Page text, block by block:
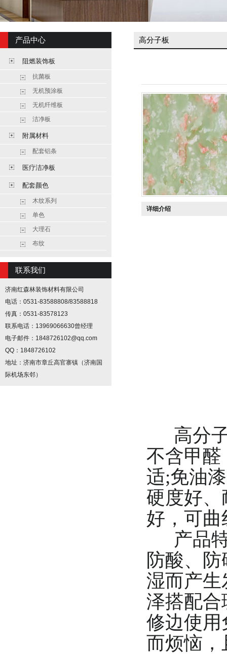
产品中心
阻燃装饰板
抗菌板
无机预涂板
无机纤维板
洁净板
附属材料
配套铝条
医疗洁净板
配套颜色
木纹系列
单色
大理石
布纹
联系我们
济南红森林装饰材料有限公司
电话：0531-83588808/83588818
传真：0531-83578123
联系电话：13969066630曾经理
电子邮件：1848726102@qq.com
QQ：1848726102
地址：济南市章丘高官寨镇（济南国
际机场东邻）
高分子板
详细介绍
高分子
不含甲醛
适;免油
硬度好、
好，可
产品特
防酸、
湿而产生
泽搭配合
修边使用
而烦恼，